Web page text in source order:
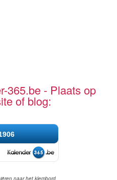
365.be - Plaats op
of blog: